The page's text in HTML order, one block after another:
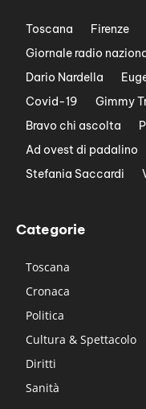
Toscana Firenze
Giornale radio
Dario Nardella
Covid-19
Gimmy
Bravo chi ascolta
Ad ovest di padalino
Stefania Saccardi
Categorie
Toscana
Cronaca
Politica
Cultura & Spettacolo
Diritti
Sanità